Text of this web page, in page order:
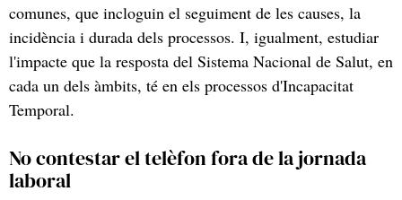
comunes, que incloguin el seguiment de les causes, la
incidència i durada dels processos. I, igualment, estudiar
l'impacte que la resposta del Sistema Nacional de Salut, en
cada un dels àmbits, té en els processos d'Incapacitat
Temporal.
No contestar el telèfon fora de la jornada
laboral